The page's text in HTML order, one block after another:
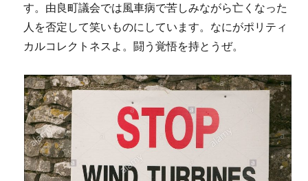
す。由良町議会では風車病で苦しみながら亡くなった
人を否定して笑いものにしています。なにがポリティ
カルコレクトネスよ。闘う覚悟を持とうぜ。